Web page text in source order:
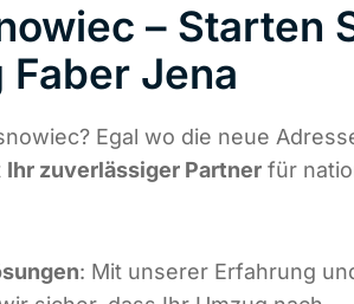
– Starten
Jena
Egal wo die neue
Ihr zuverlässiger Partner für
: Mit unserer Erfahrung